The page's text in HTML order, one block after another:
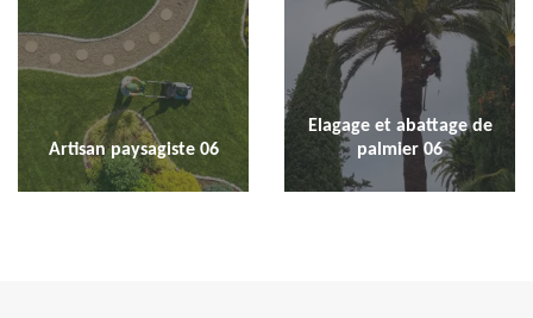
Artisan paysagiste 06
Elagage et abattage de
palmier 06